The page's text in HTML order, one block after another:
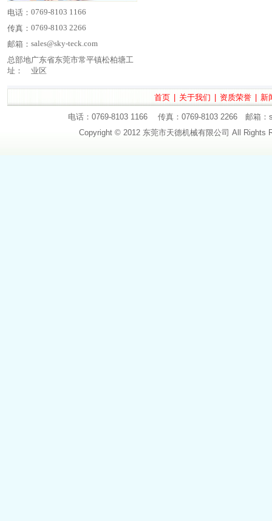
电话： 0769-8103 1166
传真： 0769-8103 2266
邮箱： sales@sky-teck.com
总部地
址：
广东省东莞市常平镇松柏塘工
业区
首页 关于我们 资质荣誉 新
电话：0769-8103 1166 传真：0769-8103 2266 邮箱
Copyright © 2012 东莞市天德机械有限公司 All Rights